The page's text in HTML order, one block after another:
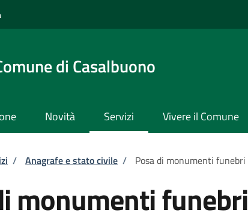
di Casalbuono
Novità Servizi Vivere il Comune
di pane
/ Anagrafe e stato civile / Posa di monumenti funebri
monumenti funebri